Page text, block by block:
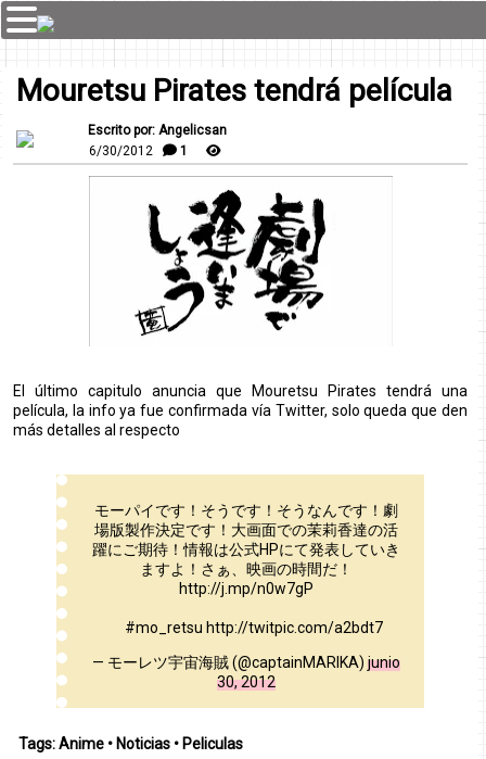
Mouretsu Pirates tendrá película
Escrito por: Angelicsan
6/30/2012
1
El último capitulo anuncia que Mouretsu Pirates tendrá una
película, la info ya fue confirmada vía Twitter, solo queda que den
más detalles al respecto
モーパイです！そうです！そうなんです！劇
場版製作決定です！大画面での茉莉香達の活
躍にご期待！情報は公式HPにて発表していき
ますよ！さぁ、映画の時間だ！
http://j.mp/n0w7gP
‪#mo_retsu‬ http://twitpic.com/a2bdt7
— モーレツ宇宙海賊 (@captainMARIKA) junio
30, 2012
Tags:Anime • Noticias • Peliculas